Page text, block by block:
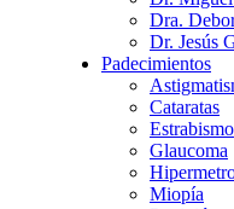
Dra.
Dr. Jesús
Padecimientos
Cataratas
Estrabismo
Glaucoma
Miopía